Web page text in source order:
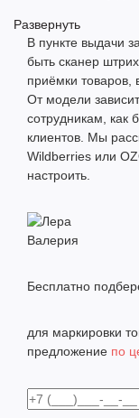
Развернуть
В пункте выдачи
быть сканер
приёмки товаров,
От модели
сотрудникам, как
клиентов. Мы
Wildberries или
настроить.
Валерия
Бесплатно
для маркировки
предложение по